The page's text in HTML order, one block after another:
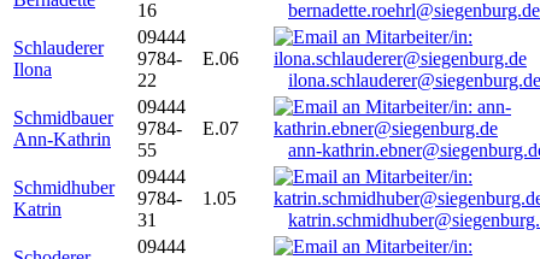
16
bernadette.roehrl@siegenburg.de
Schlauderer
Ilona
09444
9784-
22
E.06
ilona.schlauderer@siegenburg.de
Schmidbauer
Ann-Kathrin
09444
9784-
55
E.07
ann-
Schmidhuber
Katrin
09444
9784-
31
1.05
09444